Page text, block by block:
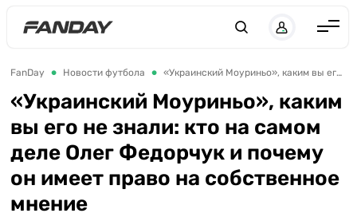
Англия
Испания
Германия
Италия
Франция
Украина
FanDay Новости футбола «Украинский Моуриньо», каким вы его не знали: кто на самом деле Олег Федорчук и почему он имеет право на собственное мнение
«Украинский Моуриньо», каким
вы его не знали: кто на самом
деле Олег Федорчук и почему
он имеет право на собственное
мнение